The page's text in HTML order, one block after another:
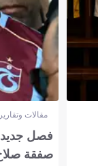
مقالات
فصل جديد
صفقة